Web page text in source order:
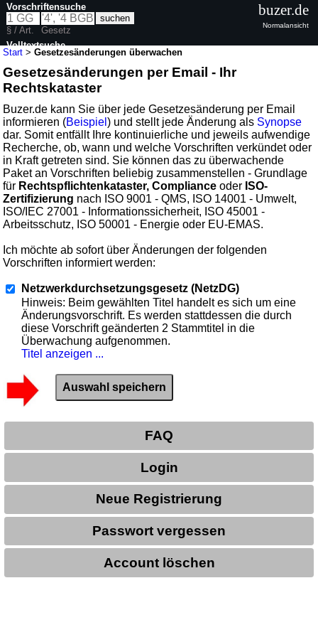
Start >Gesetzesänderungen überwachen
Gesetzesänderungen per Email - Ihr
Rechtskataster
Buzer.de kann Sie über jede Gesetzesänderung per Email
informieren (Beispiel) und stellt jede Änderung als Synopse
dar. Somit entfällt Ihre kontinuierliche und jeweils aufwendige
Recherche, ob, wann und welche Vorschriften verkündet oder
in Kraft getreten sind. Sie können das zu überwachende
Paket an Vorschriften beliebig zusammenstellen - Grundlage
für Rechtspflichtenkataster, Compliance oder ISO-
Zertifizierung nach ISO 9001 - QMS, ISO 14001 - Umwelt,
ISO/IEC 27001 - Informationssicherheit, ISO 45001 -
Arbeitsschutz, ISO 50001 - Energie oder EU-EMAS.
Ich möchte ab sofort über Änderungen der folgenden
Vorschriften informiert werden:
Netzwerkdurchsetzungsgesetz (NetzDG)
Hinweis: Beim gewählten Titel handelt es sich um eine
Änderungsvorschrift. Es werden stattdessen die durch
diese Vorschrift geänderten 2 Stammtitel in die
Überwachung aufgenommen.
Titel anzeigen ...
FAQ
Login
Neue Registrierung
Passwort vergessen
Account löschen
Vorschriftensuche
§ / Art.
Gesetz
Volltextsuche
buzer.de
Normalansicht